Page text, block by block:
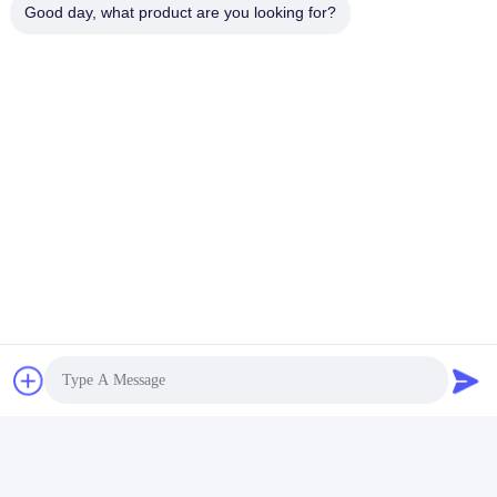
Good day, what product are you looking for?